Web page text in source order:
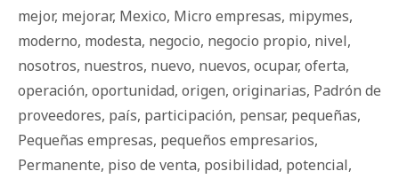
mejor, mejorar, Mexico, Micro empresas, mipymes,
moderno, modesta, negocio, negocio propio, nivel,
nosotros, nuestros, nuevo, nuevos, ocupar, oferta,
operación, oportunidad, origen, originarias, Padrón de
proveedores, país, participación, pensar, pequeñas,
Pequeñas empresas, pequeños empresarios,
Permanente, piso de venta, posibilidad, potencial,